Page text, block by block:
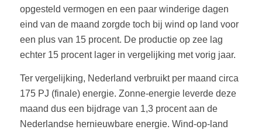
opgesteld vermogen en een paar winderige dagen
eind van de maand zorgde toch bij wind op land voor
een plus van 15 procent. De productie op zee lag
echter 15 procent lager in vergelijking met vorig jaar.
Ter vergelijking, Nederland verbruikt per maand circa
175 PJ (finale) energie. Zonne-energie leverde deze
maand dus een bijdrage van 1,3 procent aan de
Nederlandse hernieuwbare energie. Wind-op-land